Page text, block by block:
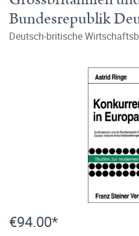
Bundesrepublik
Deutsch-britische
€94.00*